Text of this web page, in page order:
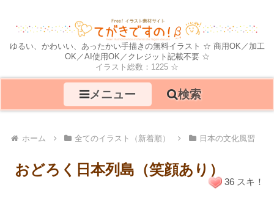
ゆるい、かわいい、あったかい手描きの無料イラスト ☆ 商用OK／加工
OK／AI使用OK／クレジット記載不要 ☆
イラスト総数：1225 ☆
メニュー 検索
ホーム 全てのイラスト（新着順） 日本の文化風習
おどろく日本列島（笑顔あり）
36 スキ！